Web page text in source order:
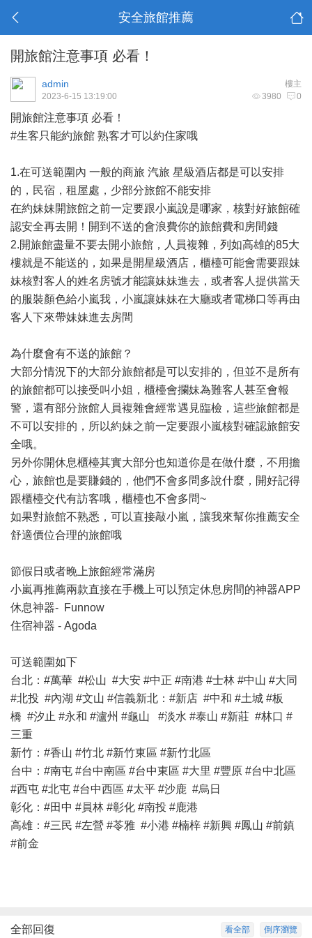
安全旅館推薦
開旅館注意事項 必看！
樓主
admin
3980 0
2023-6-15 13:19:00
開旅館注意事項 必看！
#生客只能約旅館 熟客才可以約住家哦
1.在可送範圍內 一般的商旅 汽旅 星級酒店都是可以安排
的，民宿，租屋處，少部分旅館不能安排
在約妹妹開旅館之前一定要跟小嵐說是哪家，核對好旅館確
認安全再去開！開到不送的會浪費你的旅館費和房間錢
2.開旅館盡量不要去開小旅館，人員複雜，列如高雄的85大
樓就是不能送的，如果是開星級酒店，櫃檯可能會需要跟妹
妹核對客人的姓名房號才能讓妹妹進去，或者客人提供當天
的服裝顏色給小嵐我，小嵐讓妹妹在大廳或者電梯口等再由
客人下來帶妹妹進去房間
為什麼會有不送的旅館？
大部分情況下的大部分旅館都是可以安排的，但並不是所有
的旅館都可以接受叫小姐，櫃檯會攔妹為難客人甚至會報
警，還有部分旅館人員複雜會經常遇見臨檢，這些旅館都是
不可以安排的，所以約妹之前一定要跟小嵐核對確認旅館安
全哦。
另外你開休息櫃檯其實大部分也知道你是在做什麼，不用擔
心，旅館也是要賺錢的，他們不會多問多說什麼，開好記得
跟櫃檯交代有訪客哦，櫃檯也不會多問~
如果對旅館不熟悉，可以直接敲小嵐，讓我來幫你推薦安全
舒適價位合理的旅館哦
節假日或者晚上旅館經常滿房
小嵐再推薦兩款直接在手機上可以預定休息房間的神器APP
休息神器- Funnow
住宿神器 - Agoda
可送範圍如下
台北：#萬華 #松山 #大安 #中正 #南港 #士林 #中山 #大同
#北投 #內湖 #文山 #信義新北：#新店 #中和 #土城 #板
橋 #汐止 #永和 #瀘州 #龜山 #淡水 #泰山 #新莊 #林口 #
三重
新竹：#香山 #竹北 #新竹東區 #新竹北區
台中：#南屯 #台中南區 #台中東區 #大里 #豐原 #台中北區
#西屯 #北屯 #台中西區 #太平 #沙鹿 #烏日
彰化：#田中 #員林 #彰化 #南投 #鹿港
高雄：#三民 #左營 #苓雅 #小港 #楠梓 #新興 #鳳山 #前鎮
#前金
倒序瀏覽
看全部
全部回復